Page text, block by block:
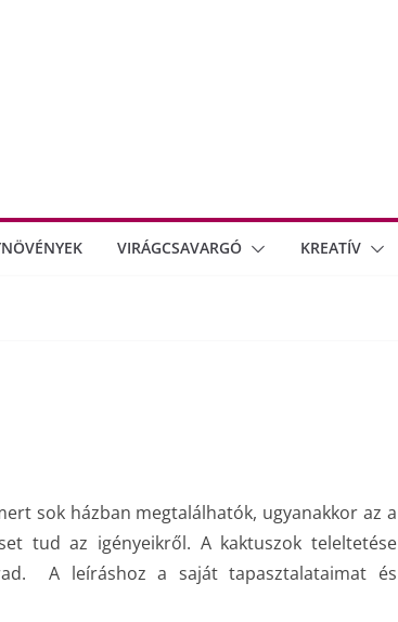
VIRÁGCSAVARGÓ KREATÍV
sok házban megtalálhatók, ugyanakkor az a
tud az igényeikről. A kaktuszok teleltetése
A leíráshoz a saját tapasztalataimat és